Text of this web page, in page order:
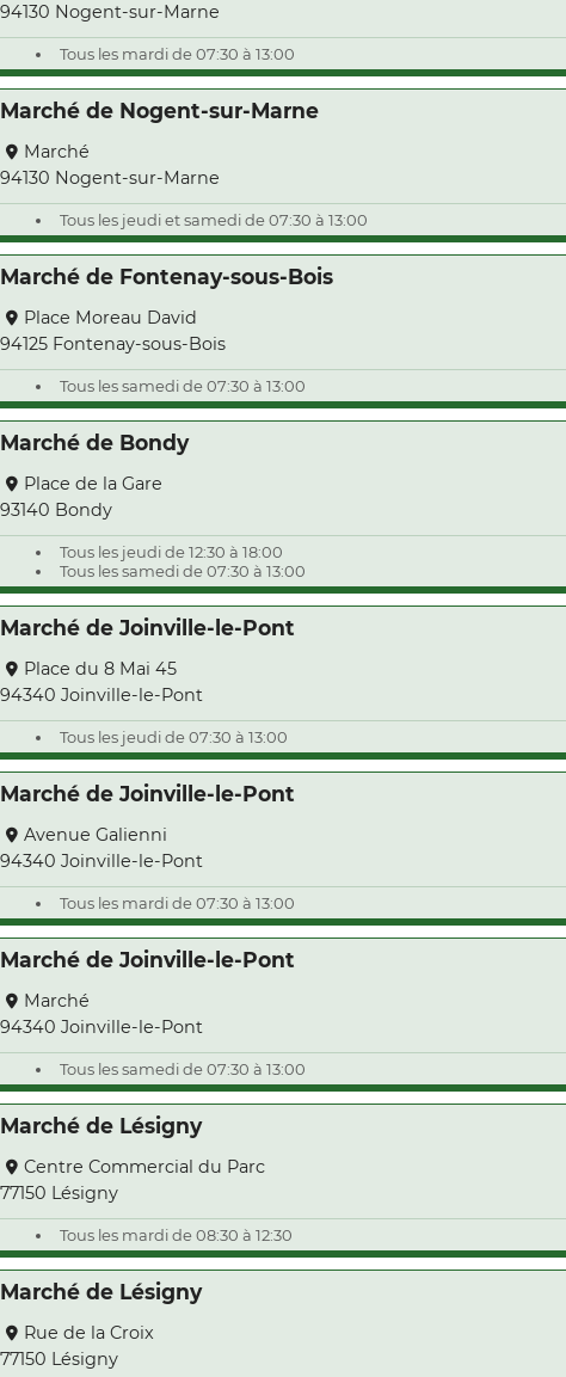
94130 Nogent-sur-Marne
Tous les mardi de 07:30 à 13:00
Marché de Nogent-sur-Marne
Marché
94130 Nogent-sur-Marne
Tous les jeudi et samedi de 07:30 à 13:00
Marché de Fontenay-sous-Bois
Place Moreau David
94125 Fontenay-sous-Bois
Tous les samedi de 07:30 à 13:00
Marché de Bondy
Place de la Gare
93140 Bondy
Tous les jeudi de 12:30 à 18:00
Tous les samedi de 07:30 à 13:00
Marché de Joinville-le-Pont
Place du 8 Mai 45
94340 Joinville-le-Pont
Tous les jeudi de 07:30 à 13:00
Marché de Joinville-le-Pont
Avenue Galienni
94340 Joinville-le-Pont
Tous les mardi de 07:30 à 13:00
Marché de Joinville-le-Pont
Marché
94340 Joinville-le-Pont
Tous les samedi de 07:30 à 13:00
Marché de Lésigny
Centre Commercial du Parc
77150 Lésigny
Tous les mardi de 08:30 à 12:30
Marché de Lésigny
Rue de la Croix
77150 Lésigny